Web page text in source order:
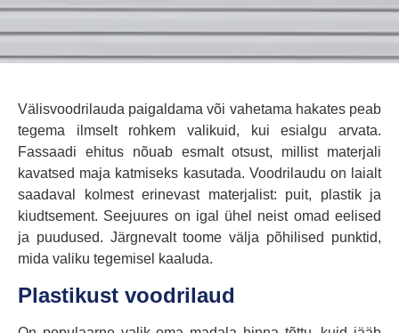
Välisvoodrilauda paigaldama või vahetama hakates peab
tegema ilmselt rohkem valikuid, kui esialgu arvata.
Fassaadi ehitus nõuab esmalt otsust, millist materjali
kavatsed maja katmiseks kasutada. Voodrilaudu on laialt
saadaval kolmest erinevast materjalist: puit, plastik ja
kiudtsement. Seejuures on igal ühel neist omad eelised
ja puudused. Järgnevalt toome välja põhilised punktid,
mida valiku tegemisel kaaluda.
Plastikust voodrilaud